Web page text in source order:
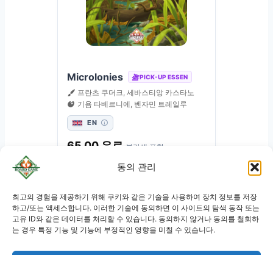
동의 관리
최고의 경험을 제공하기 위해 쿠키와 같은 기술을 사용하여 장치 정보를 저장
하고/또는 액세스합니다. 이러한 기술에 동의하면 이 사이트의 탐색 동작 또는
고유 ID와 같은 데이터를 처리할 수 있습니다. 동의하지 않거나 동의를 철회하
는 경우 특정 기능 및 기능에 부정적인 영향을 미칠 수 있습니다.
Microlonies PICK-UP ESSEN
프란츠 쿠더크, 세바스티앙 카스타노
기욤 타베르니에, 벤자민 트레일루
EN
65,00 유로 부가세 포함
지금 예약하세요
PL
RU